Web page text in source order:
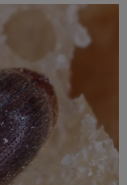
Ze zijn